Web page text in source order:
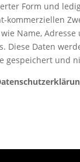
Form und
Name,
Diese Daten
gespeichert und